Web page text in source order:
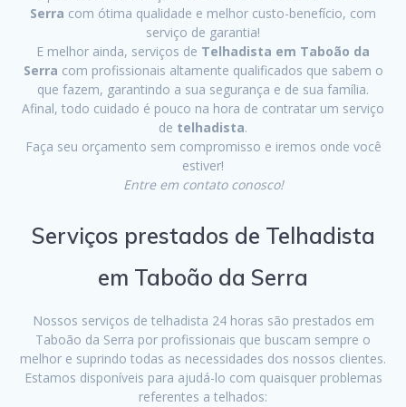
Serra com ótima qualidade e melhor custo-benefício, com
serviço de garantia!
E melhor ainda, serviços de Telhadista em Taboão da
Serra com profissionais altamente qualificados que sabem o
que fazem, garantindo a sua segurança e de sua família.
Afinal, todo cuidado é pouco na hora de contratar um serviço
de telhadista.
Faça seu orçamento sem compromisso e iremos onde você
estiver!
Entre em contato conosco!
Serviços prestados de Telhadista
em Taboão da Serra
Nossos serviços de telhadista 24 horas são prestados em
Taboão da Serra por profissionais que buscam sempre o
melhor e suprindo todas as necessidades dos nossos clientes.
Estamos disponíveis para ajudá-lo com quaisquer problemas
referentes a telhados: